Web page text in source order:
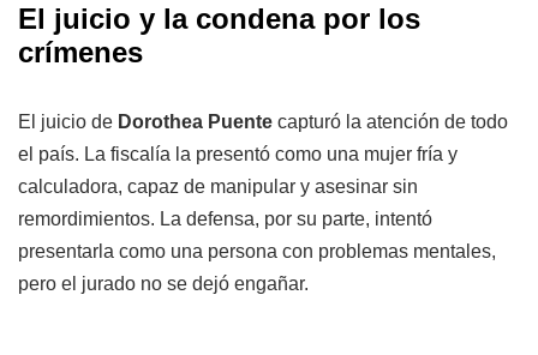
El juicio y la condena por los
crímenes
El juicio de Dorothea Puente capturó la atención de todo
el país. La fiscalía la presentó como una mujer fría y
calculadora, capaz de manipular y asesinar sin
remordimientos. La defensa, por su parte, intentó
presentarla como una persona con problemas mentales,
pero el jurado no se dejó engañar.